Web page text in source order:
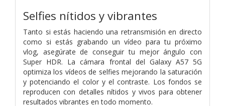
Selfies nítidos y vibrantes
Tanto si estás haciendo una retransmisión en directo
como si estás grabando un vídeo para tu próximo
vlog, asegúrate de conseguir tu mejor ángulo con
Super HDR. La cámara frontal del Galaxy A57 5G
optimiza los vídeos de selfies mejorando la saturación
y potenciando el color y el contraste. Los fondos se
reproducen con detalles nítidos y vivos para obtener
resultados vibrantes en todo momento.